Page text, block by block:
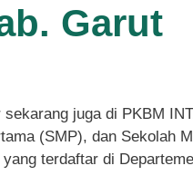
Garut
juga di PKBM
(SMP), dan Sekolah
terdaftar di